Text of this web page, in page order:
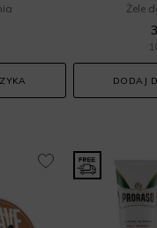
Żele
DODAJ